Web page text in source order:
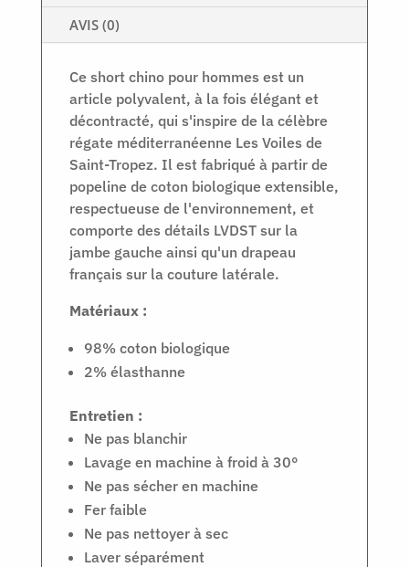
AVIS (0)
Ce short chino pour hommes est un
article polyvalent, à la fois élégant et
décontracté, qui s'inspire de la célèbre
régate méditerranéenne Les Voiles de
Saint-Tropez. Il est fabriqué à partir de
popeline de coton biologique extensible,
respectueuse de l'environnement, et
comporte des détails LVDST sur la
jambe gauche ainsi qu'un drapeau
français sur la couture latérale.
Matériaux :
98% coton biologique
2% élasthanne
Entretien :
Ne pas blanchir
Lavage en machine à froid à 30°
Ne pas sécher en machine
Fer faible
Ne pas nettoyer à sec
Laver séparément